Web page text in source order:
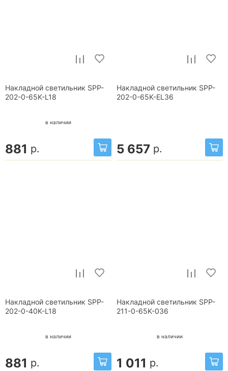
Накладной светильник SPP-
202-0-65K-L18
в наличии
881 р.
Накладной светильник SPP-
202-0-65K-EL36
5 657 р.
Накладной светильник SPP-
202-0-40K-L18
в наличии
881 р.
Накладной светильник SPP-
211-0-65K-036
в наличии
1 011 р.